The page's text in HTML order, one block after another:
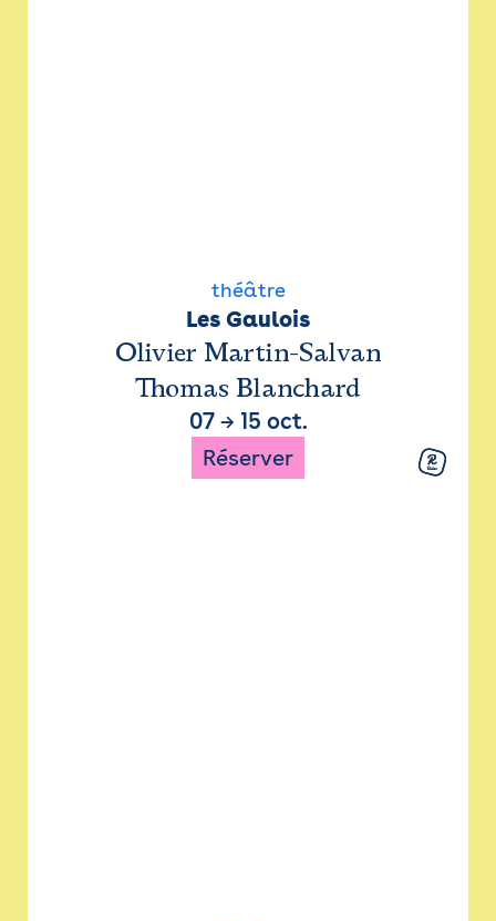
théâtre
Les Gaulois
Olivier Martin-Salvan
Thomas Blanchard
07→ 15 oct.
Réserver